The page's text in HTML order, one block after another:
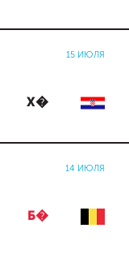
15 ИЮЛЯ
Х�
14 ИЮЛЯ
Б�